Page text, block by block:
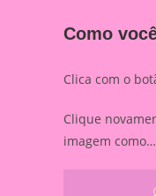
Como
Clica com o
Clique
imagem